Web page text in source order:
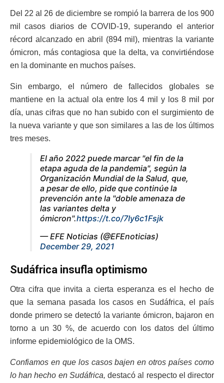
Del 22 al 26 de diciembre se rompió la barrera de los 900
mil casos diarios de COVID-19, superando el anterior
récord alcanzado en abril (894 mil), mientras la variante
ómicron, más contagiosa que la delta, va convirtiéndose
en la dominante en muchos países.
Sin embargo, el número de fallecidos globales se
mantiene en la actual ola entre los 4 mil y los 8 mil por
día, unas cifras que no han subido con el surgimiento de
la nueva variante y que son similares a las de los últimos
tres meses.
El año 2022 puede marcar "el fin de la
etapa aguda de la pandemia", según la
Organización Mundial de la Salud, que,
a pesar de ello, pide que continúe la
prevención ante la "doble amenaza de
las variantes delta y
ómicron".https://t.co/7Iy6c1Fsjk
— EFE Noticias (@EFEnoticias)
December 29, 2021
Sudáfrica insufla optimismo
Otra cifra que invita a cierta esperanza es el hecho de
que la semana pasada los casos en Sudáfrica, el país
donde primero se detectó la variante ómicron, bajaron en
torno a un 30 %, de acuerdo con los datos del último
informe epidemiológico de la OMS.
Confiamos en que los casos bajen en otros países como
lo han hecho en Sudáfrica, destacó al respecto el director